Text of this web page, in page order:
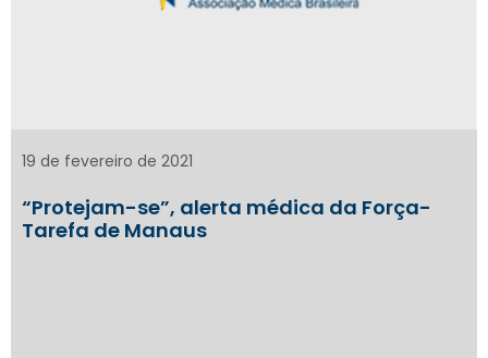
“Protejam-se”, alerta médica da Força-
Tarefa de Manaus
19 de fevereiro de 2021